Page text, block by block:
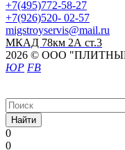
+7(495)772-58-27
+7(926)520- 02-57
migstroyservis@mail.ru
МКАД 78км 2А ст.3
2026 © ООО
ЮР FB
Найти
0
0